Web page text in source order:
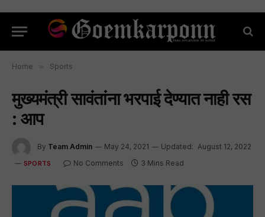
Home » Sports
मुख्यमंत्री सावंतांना भरपाई देण्यात नाही रस
: आप
By Team Admin May 24, 2021 Updated: August 12, 2022
SPORTS No Comments 3 Mins Read